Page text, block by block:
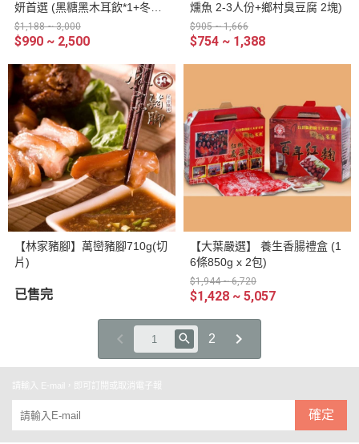
妍首選 (黑糖黑木耳飲*1+冬瓜
黑木耳飲*1+玫瑰白木耳飲*1
+桂花桔檸白木耳飲*1)
$1,188 ~ 3,000
$990 ~ 2,500
燻魚 2-3人份+鄉村臭豆腐 2塊)
$905 ~ 1,666
$754 ~ 1,388
【林家豬腳】萬巒豬腳710g(切
片)
已售完
【大葉嚴選】 養生香腸禮盒 (1
6條850g x 2包)
$1,944 ~ 6,720
$1,428 ~ 5,057
2
請輸入 E-mail，即可訂閱或取消電子報
確定